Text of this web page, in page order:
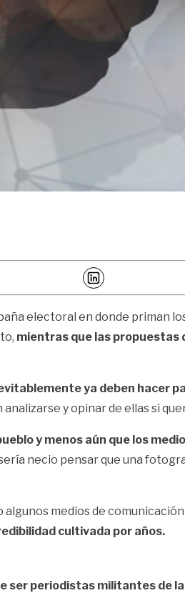
electoral en donde priman
mientras que las propuestas
ya deben hacer
y opinar de ellas si
y menos aún que los
necio pensar que una
medios de comunicación
cultivada por años.
ser periodistas militantes de